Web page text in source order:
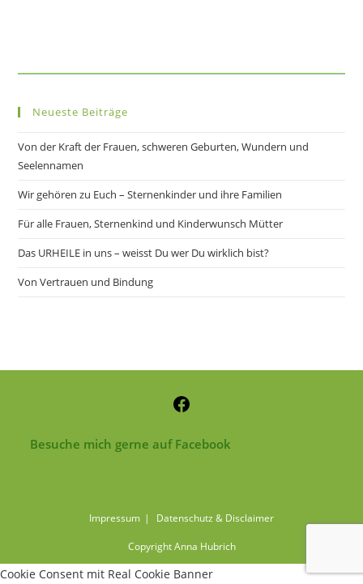
Neueste Beiträge
Von der Kraft der Frauen, schweren Geburten, Wundern und
Seelennamen
Wir gehören zu Euch – Sternenkinder und ihre Familien
Für alle Frauen, Sternenkind und Kinderwunsch Mütter
Das URHEILE in uns – weisst Du wer Du wirklich bist?
Von Vertrauen und Bindung
Besuche mich gerne auf Facebook
Impressum Datenschutz & Disclaimer
Copyright Anna Hubrich
Cookie Consent mit Real Cookie Banner